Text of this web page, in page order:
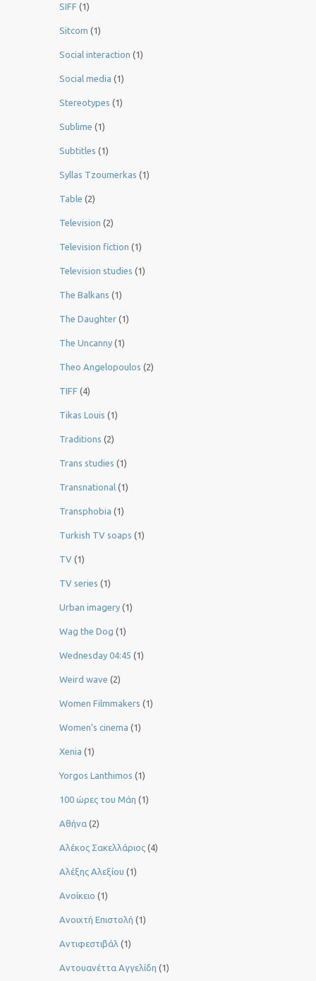
SIFF (1)
Sitcom (1)
Social interaction (1)
Social media (1)
Stereotypes (1)
Sublime (1)
Subtitles (1)
Syllas Tzoumerkas (1)
Table (2)
Television (2)
Television fiction (1)
Television studies (1)
The Balkans (1)
The Daughter (1)
The Uncanny (1)
Theo Angelopoulos (2)
TIFF (4)
Tikas Louis (1)
Traditions (2)
Trans studies (1)
Transnational (1)
Transphobia (1)
Turkish TV soaps (1)
TV (1)
TV series (1)
Urban imagery (1)
Wag the Dog (1)
Wednesday 04:45 (1)
Weird wave (2)
Women Filmmakers (1)
Women’s cinema (1)
Xenia (1)
Yorgos Lanthimos (1)
100 ώρες του Μάη (1)
Αθήνα (2)
Αλέκος Σακελλάριος (4)
Αλέξης Αλεξίου (1)
Ανοίκειο (1)
Ανοιχτή Επιστολή (1)
Αντιφεστιβάλ (1)
Αντουανέττα Αγγελίδη (1)